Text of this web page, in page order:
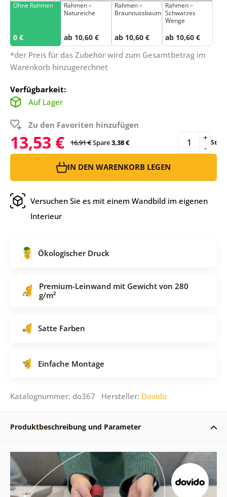
Ohne Rahmen
0 €
Rahmen –
Natureiche
ab 10,60 €
Rahmen –
Braunnussbaum
ab 10,60 €
Rahmen –
Schwarzes
Wenge
ab 10,60 €
*der Preis für das Zubehör wird zum Gesamtbetrag im
Warenkorb hinzugerechnet
Verfügbarkeit:
Auf Lager
Zu den Favoriten hinzufügen
13,53 € 16,91 €Spare3,38 € -
+ St
IN DEN WARENKORB LEGEN
Versuchen Sie es mit einem Wandbild im eigenen
Interieur
Ökologischer Druck
Premium-Leinwand mit Gewicht von 280
g/m²
Satte Farben
Einfache Montage
Katalognummer: do367 Hersteller: Dovido
Produktbeschreibung und Parameter